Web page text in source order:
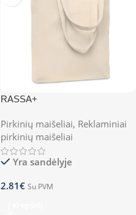
RASSA+
Pirkinių maišeliai, Reklaminiai
pirkinių maišeliai
Yra sandėlyje
2.81€ Su PVM